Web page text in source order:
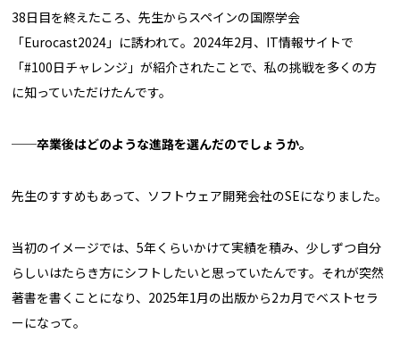
38日目を終えたころ、先生からスペインの国際学会
「Eurocast2024」に誘われて。2024年2月、IT情報サイトで
「#100日チャレンジ」が紹介されたことで、私の挑戦を多くの方
に知っていただけたんです。
──卒業後はどのような進路を選んだのでしょうか。
先生のすすめもあって、ソフトウェア開発会社のSEになりました。
当初のイメージでは、5年くらいかけて実績を積み、少しずつ自分
らしいはたらき方にシフトしたいと思っていたんです。それが突然
著書を書くことになり、2025年1月の出版から2カ月でベストセラ
ーになって。